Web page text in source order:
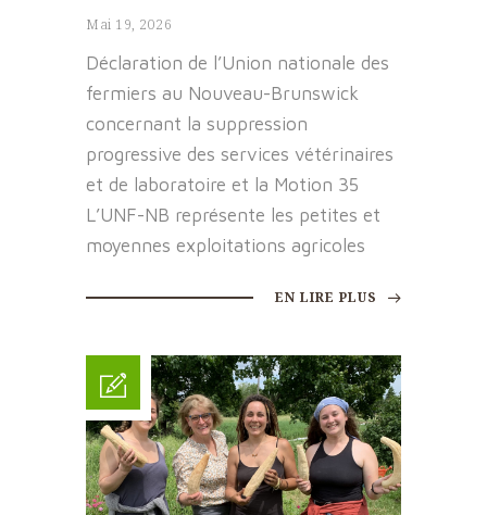
Mai 19, 2026
Déclaration de l’Union nationale des
fermiers au Nouveau-Brunswick
concernant la suppression
progressive des services vétérinaires
et de laboratoire et la Motion 35
L’UNF-NB représente les petites et
moyennes exploitations agricoles
EN LIRE PLUS